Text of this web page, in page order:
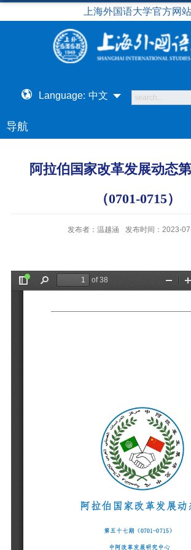
上海外国语大学官方网站
Language: 中文
导航
阿拉伯国家改革发展动态
（0701-0715）
发布者：温越涵 发布时间：2023-